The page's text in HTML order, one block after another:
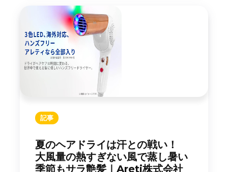
記事
夏のヘアドライは汗との戦い！
大風量の熱すぎない風で蒸し暑い
季節もサラ艶髪｜Areti株式会社